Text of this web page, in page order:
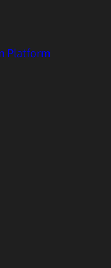
inform you about its
and events.
emails by
each email or
time in the